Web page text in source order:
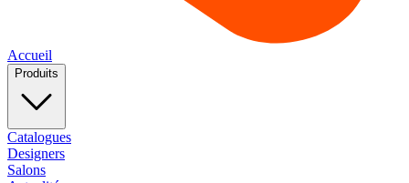
Accueil
Produits
Catalogues
Designers
Salons